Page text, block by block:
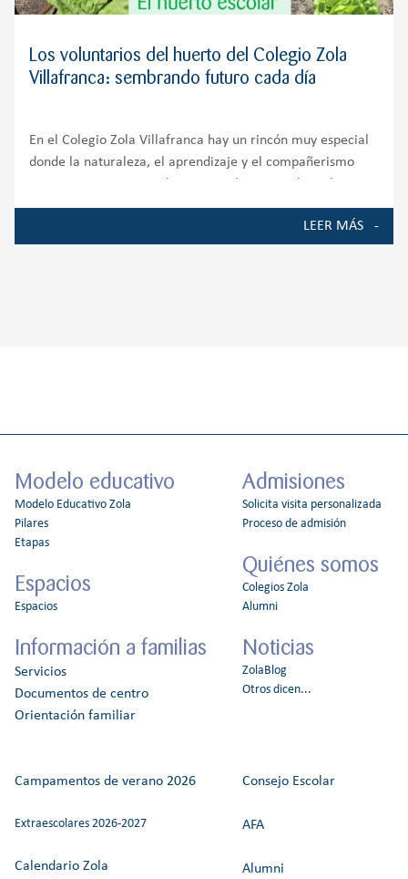
Los voluntarios del huerto del Colegio Zola
Villafranca: sembrando futuro cada día
En el Colegio Zola Villafranca hay un rincón muy especial
donde la naturaleza, el aprendizaje y el compañerismo
un espacio de cultivo; es un auténtico entorno de
LEER MÁS
Modelo educativo
Modelo Educativo Zola
Pilares
Etapas
Espacios
Espacios
Información a familias
Servicios
Documentos de centro
Orientación familiar
Admisiones
Solicita visita personalizada
Proceso de admisión
Quiénes somos
Colegios Zola
Alumni
Noticias
ZolaBlog
Otros dicen...
Campamentos de verano 2026
Extraescolares 2026-2027
Calendario Zola
Consejo Escolar
AFA
Alumni